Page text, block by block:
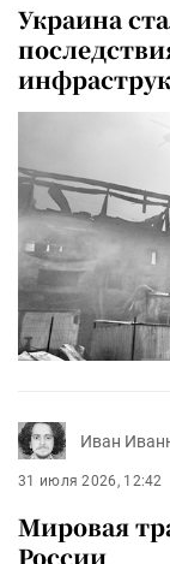
Украина
Иван
31 июля 2026, 12:42
Мировая
России